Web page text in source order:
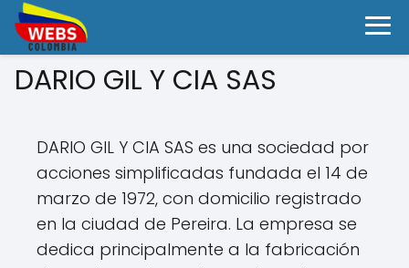
DARIO GIL Y CIA SAS
DARIO GIL Y CIA SAS es una sociedad por
acciones simplificadas fundada el 14 de
marzo de 1972, con domicilio registrado
en la ciudad de Pereira. La empresa se
dedica principalmente a la fabricación